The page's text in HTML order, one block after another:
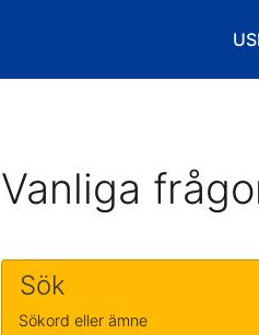
Vanliga
Sök
Sökord eller ämne